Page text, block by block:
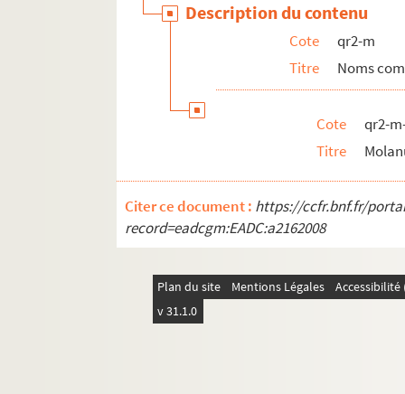
qr3. Documents anciens : villes par
qr6. Brochures et prospectus
qr7. Documents recueillis par M. Martin
qr7-bis. Cartes des 17e et 18e siècles
qr8. I à IX - Mémoires imprimées
qr12. Menus
qr4. Documents anciens : Arrondissement de
qr5. Documentation pour travaux à publier
qr13. Documents Quarré-Reybourbon
qr14. Ouvrages de Quarré-Reybourbon
Description du contenu
Cote
qr2-m
Titre
Noms
Cote
qr2-
Titre
Citer ce document : https://ccfr.bnf.fr/
record=eadcgm:EADC:a2162008
Plan du site Mentions Légales
v 31.1.0